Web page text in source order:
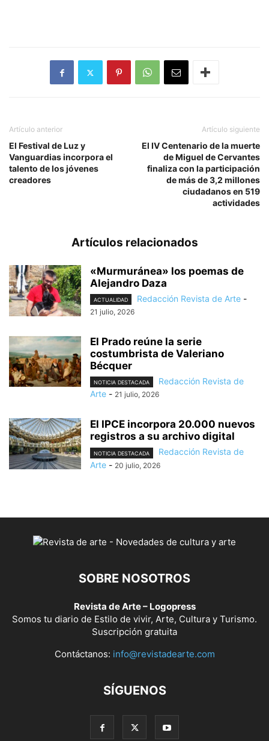
Artículo anterior
El Festival de Luz y
Vanguardias incorpora el
talento de los jóvenes
creadores
Artículo siguiente
El IV Centenario de la muerte
de Miguel de Cervantes
finaliza con la participación
de más de 3,2 millones
ciudadanos en 519
actividades
Artículos relacionados
«Murmuránea» los poemas de
Alejandro Daza
ACTUALIDAD Redacción Revista de Arte -
21 julio, 2026
El Prado reúne la serie
costumbrista de Valeriano
Bécquer
NOTICIA DESTACADA
Redacción Revista de
Arte - 21 julio, 2026
El IPCE incorpora 20.000 nuevos
registros a su archivo digital
NOTICIA DESTACADA
Redacción Revista de
Arte - 20 julio, 2026
SOBRE NOSOTROS
Revista de Arte – Logopress
Somos tu diario de Estilo de vivir, Arte, Cultura y Turismo.
Suscripción gratuita
Contáctanos: info@revistadearte.com
SÍGUENOS